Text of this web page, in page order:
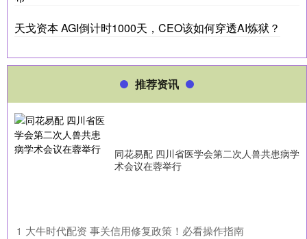
天戈资本 AGI倒计时1000天，CEO该如何穿透AI炼狱？
推荐资讯
同花易配 四川省医学会第二次人兽共患病学
术会议在蓉举行
1 ​大牛时代配资 事关信用修复政策！必看操作指南